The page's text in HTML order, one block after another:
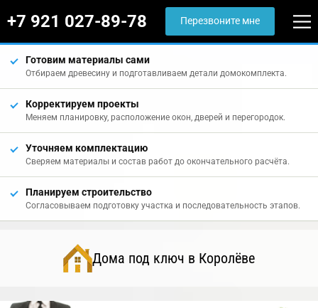
+7 921 027-89-78 Перезвоните мне
Готовим материалы сами
Отбираем древесину и подготавливаем детали домокомплекта.
Корректируем проекты
Меняем планировку, расположение окон, дверей и перегородок.
Уточняем комплектацию
Сверяем материалы и состав работ до окончательного расчёта.
Планируем строительство
Согласовываем подготовку участка и последовательность этапов.
Дома под ключ в Королёве